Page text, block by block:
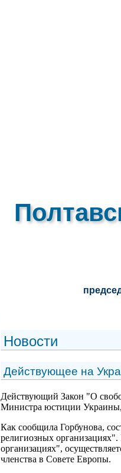
Новости
Действующее на
Действующий Закон "О
Министра юстиции Украины,
Как сообщила Горбунова,
религиозных
организациях",
членства в Совете Европы.